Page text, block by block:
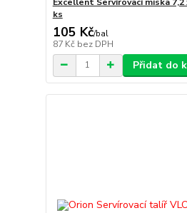
ks
105 Kč/bal
87 Kč bez DPH
Přidat do